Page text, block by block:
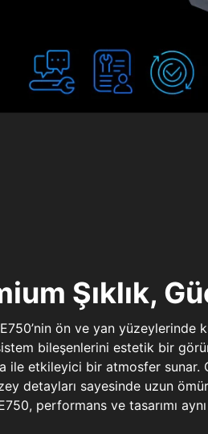
Şıklık,
ön ve yan yüzeylerinde
bileşenlerini estetik bir
ile etkileyici bir atmosfer sunar.
detayları sayesinde uzun
performans ve tasarımı